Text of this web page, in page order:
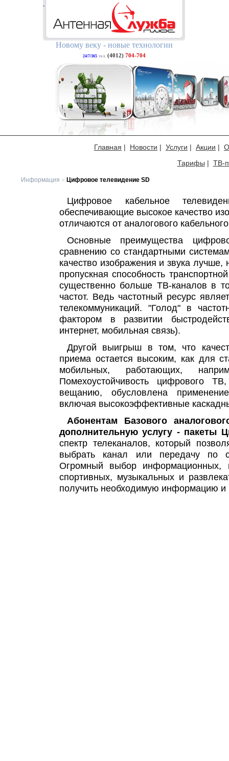
Новому веку - новые технологии
24/7/365 тел. (4012)704-704
Главная | Новости | Услуги | Акции |
Тарифы | ТВ-
Информация » Цифровое телевидение SD
Цифровое кабельное
обеспечивающие высокое качество
отличаются от аналогового
Основные преимущества
сравнению со стандартными
качество изображения и звука
пропускная способность
существенно больше ТВ-каналов в
частот. Ведь частотный ресурс
телекоммуникаций. "Голод" в
фактором в развитии
интернет, мобильная связь).
Другой выигрыш в том, что
приема остается высоким, как для
мобильных, работающих,
Помехоустойчивость цифрового
вещанию, обусловлена
включая высокоэффективные
Абонентам Базового
дополнительную услугу - пакеты
спектр телеканалов, который
выбрать канал или передачу по
Огромный выбор информационных,
спортивных, музыкальных и
получить необходимую информацию и